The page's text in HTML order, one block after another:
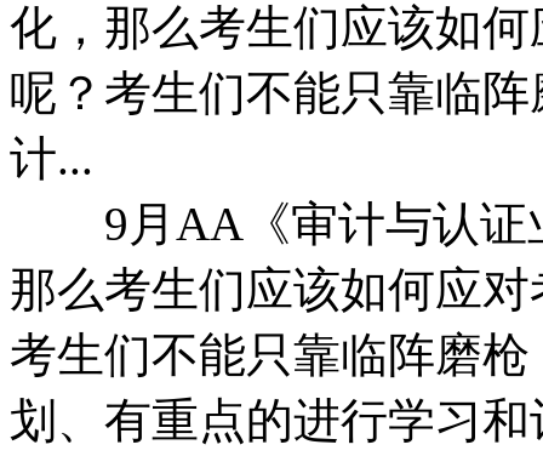
化，那么考生们应该如
呢？考生们不能只靠临
计...
9月AA《审计与认证
那么考生们应该如何应
考生们不能只靠临阵磨
划、有重点的进行学习